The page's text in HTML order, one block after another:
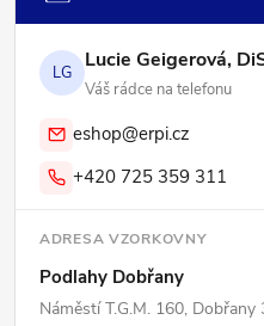
LG Lucie Geigerová,
Váš rádce na telefonu
eshop@erpi.cz
+420 725 359 311
ADRESA VZORKOVNY
Podlahy Dobřany
Náměstí T.G.M. 160, Dobřany